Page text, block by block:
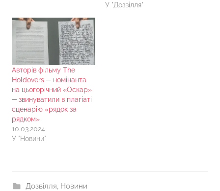
У "Дозвілля"
Авторів фільму The
Holdovers ─ номінанта
на цьогорічний «Оскар»
─ звинуватили в плагіаті
сценарію «рядок за
рядком»
10.03.2024
У "Новини"
Дозвілля, Новини